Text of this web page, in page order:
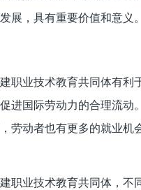
展，具有重要价值和意义。
职业技术教育共同体有利
进国际劳动力的合理流动
劳动者也有更多的就业机
职业技术教育共同体，不